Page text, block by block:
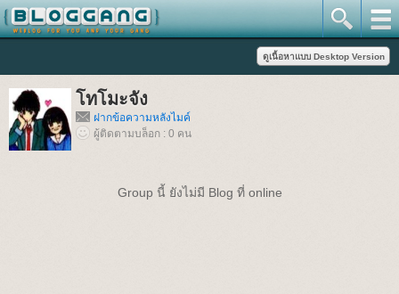
โทโมะจัง
ฝากข้อความหลังไมค์
ผู้ติดตามบล็อก : 0 คน
Group นี้ ยังไม่มี Blog ที่ online